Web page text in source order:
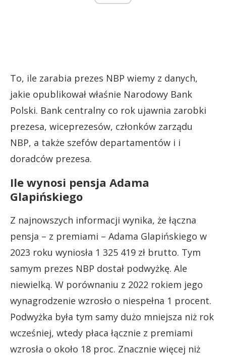
To, ile zarabia prezes NBP wiemy z danych,
jakie opublikował właśnie Narodowy Bank
Polski. Bank centralny co rok ujawnia zarobki
prezesa, wiceprezesów, członków zarządu
NBP, a także szefów departamentów i i
doradców prezesa.
Ile wynosi pensja Adama
Glapińskiego
Z najnowszych informacji wynika, że łączna
pensja – z premiami – Adama Glapińskiego w
2023 roku wyniosła 1 325 419 zł brutto. Tym
samym prezes NBP dostał podwyżkę. Ale
niewielką. W porównaniu z 2022 rokiem jego
wynagrodzenie wzrosło o niespełna 1 procent.
Podwyżka była tym samy dużo mniejsza niż rok
wcześniej, wtedy płaca łącznie z premiami
wzrosła o około 18 proc. Znacznie więcej niż